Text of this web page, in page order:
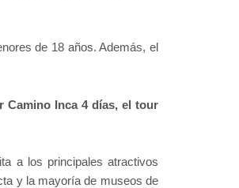
de 18 años. Además, el
Camino Inca 4 días, el tour
a los principales atractivos
y la mayoría de museos de